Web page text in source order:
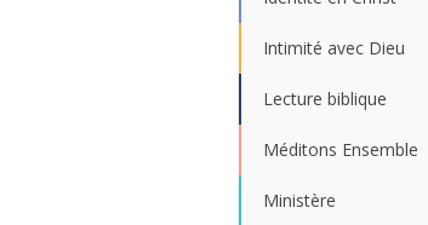
Intimité avec Dieu
Lecture biblique
Méditons Ensemble
Ministère